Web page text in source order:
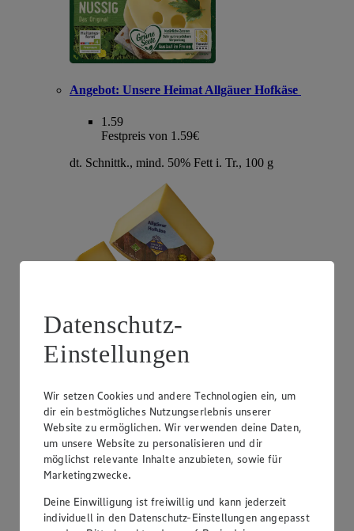
Angebot: Unsere Heimat Allgäuer Hofkäse
1.59
Festpreis von 1.59€
dt. Schnittk., mind. 50% Fett i. Tr., 100 g
Angebot:
Unsere Heimat demeter Frische Bio-
1.79
Festpreis von 1.79€
3,8% Fett oder 1,8% Fett, 1 L, zzgl. 0,15 Pfand
Datenschutz-
Einstellungen
Wir setzen Cookies und andere Technologien ein, um
dir ein bestmögliches Nutzungserlebnis unserer
Website zu ermöglichen. Wir verwenden deine Daten,
um unsere Website zu personalisieren und dir
möglichst relevante Inhalte anzubieten, sowie für
Marketingzwecke.
Deine Einwilligung ist freiwillig und kann jederzeit
individuell in den Datenschutz-Einstellungen angepasst